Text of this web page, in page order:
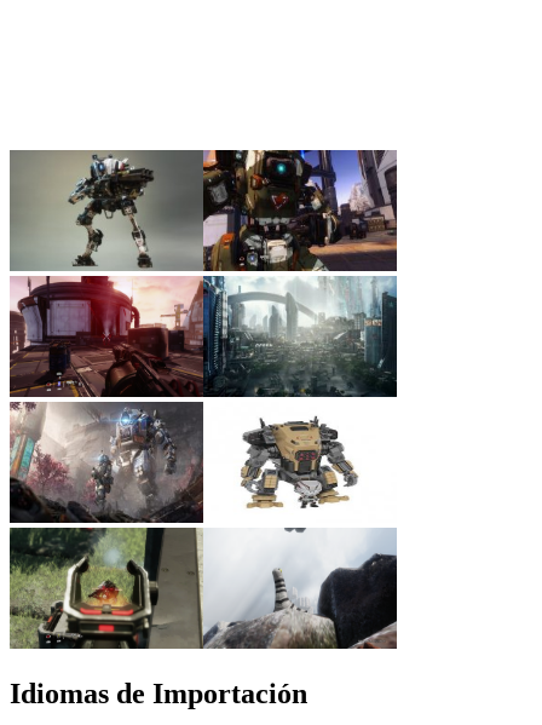
Idiomas de Importación